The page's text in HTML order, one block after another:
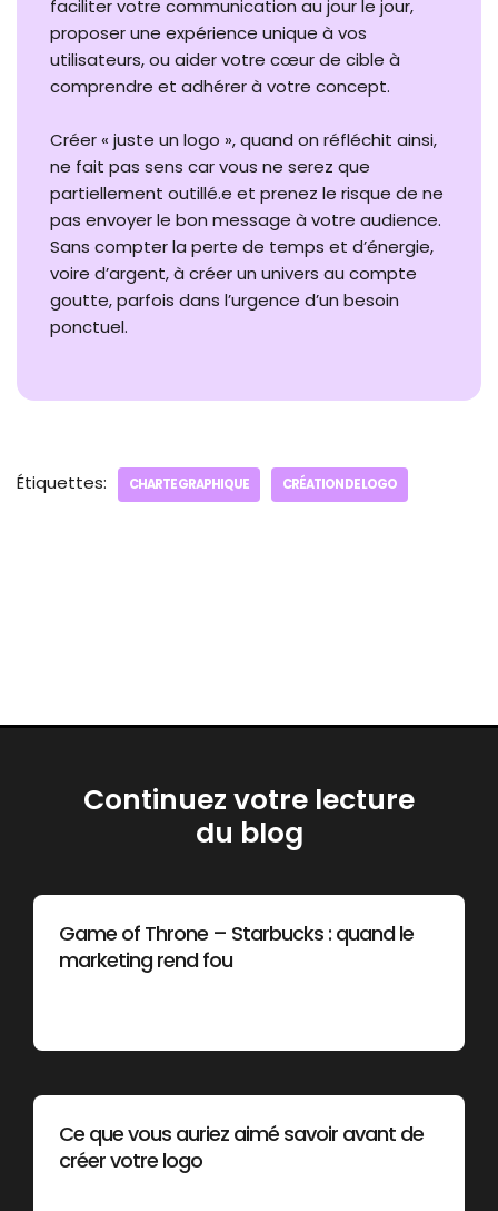
faciliter votre communication au jour le jour,
proposer une expérience unique à vos
utilisateurs, ou aider votre cœur de cible à
comprendre et adhérer à votre concept.
Créer « juste un logo », quand on réfléchit ainsi,
ne fait pas sens car vous ne serez que
partiellement outillé.e et prenez le risque de ne
pas envoyer le bon message à votre audience.
Sans compter la perte de temps et d’énergie,
voire d’argent, à créer un univers au compte
goutte, parfois dans l’urgence d’un besoin
ponctuel.
Étiquettes: CHARTE GRAPHIQUE CRÉATION DE LOGO
Continuez votre lecture
du blog
Game of Throne – Starbucks : quand le
marketing rend fou
Ce que vous auriez aimé savoir avant de
créer votre logo